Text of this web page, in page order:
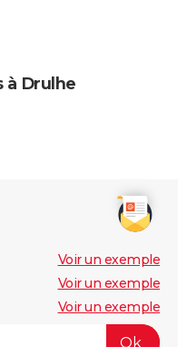
à Drulhe
Voir un exemple
Voir un exemple
Voir un exemple